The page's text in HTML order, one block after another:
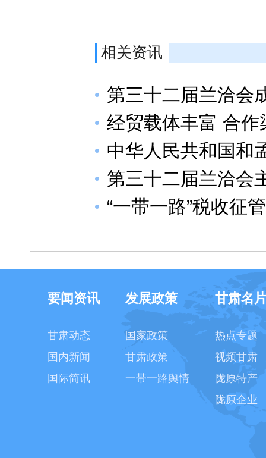
相关资讯
第三十二届兰洽会
经贸载体丰富 合作
中华人民共和国和
第三十二届兰洽会
“一带一路”税收征
要闻资讯
甘肃动态
国内新闻
国际简讯
发展政策
国家政策
甘肃政策
一带一路舆情
甘肃名
热点专题
视频甘肃
陇原特产
陇原企业